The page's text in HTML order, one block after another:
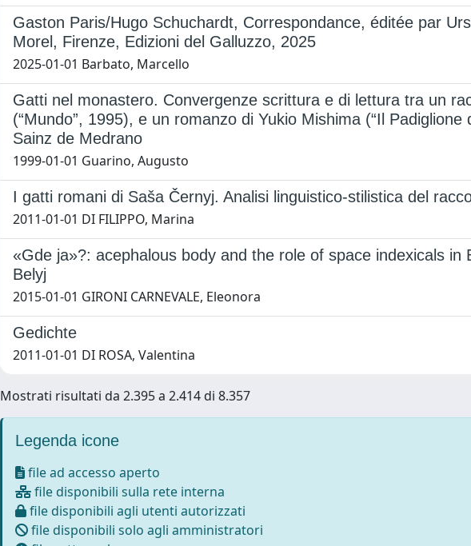
Gaston Paris/Hugo Schuchardt, Correspondance, éditée par
Morel, Firenze, Edizioni del Galluzzo, 2025
2025-01-01 Barbato, Marcello
Gatti nel monastero. Convergenze scrittura e di lettura tra un
(“Mundo”, 1995), e un romanzo di Yukio Mishima (“Il
Sainz de Medrano
1999-01-01 Guarino, Augusto
I gatti romani di Saša Černyj. Analisi linguistico-stilistica del
2011-01-01 DI FILIPPO, Marina
«Gde ja»?: acephalous body and the role of space indexicals in
Belyj
2015-01-01 GIRONI CARNEVALE, Eleonora
Gedichte
2011-01-01 DI ROSA, Valentina
Mostrati risultati da 2.395 a 2.414 di 8.357
Legenda icone
file ad accesso aperto
file disponibili sulla rete interna
file disponibili agli utenti autorizzati
file disponibili solo agli amministratori